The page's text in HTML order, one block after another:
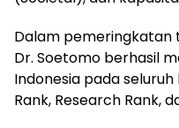
Dalam pemeringkatan
Dr. Soetomo berhasil
Indonesia pada
Rank, Research Rank,